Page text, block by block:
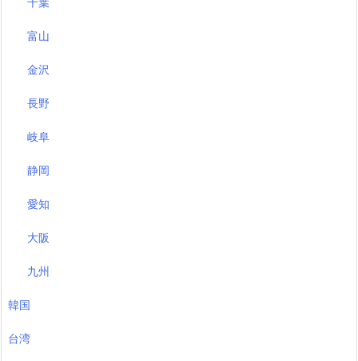
富山
金沢
長野
岐阜
静岡
愛知
大阪
九州
韓国
台湾